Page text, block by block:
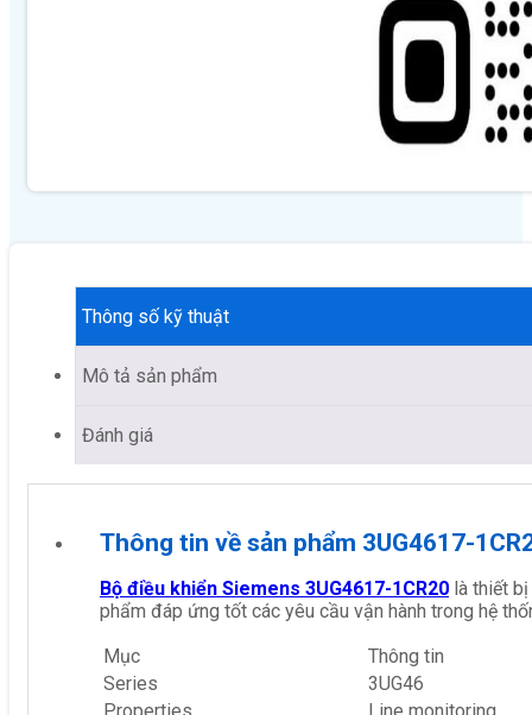
Thông số kỹ thuật
Mô tả sản phẩm
Đánh giá
Thông tin về sản phẩm 3UG4617-
Bộ điều khiển Siemens 3UG4617-1CR20 là thiết
phẩm đáp ứng tốt các yêu cầu vận hành trong hệ
Mục
Thông tin
Series
3UG46